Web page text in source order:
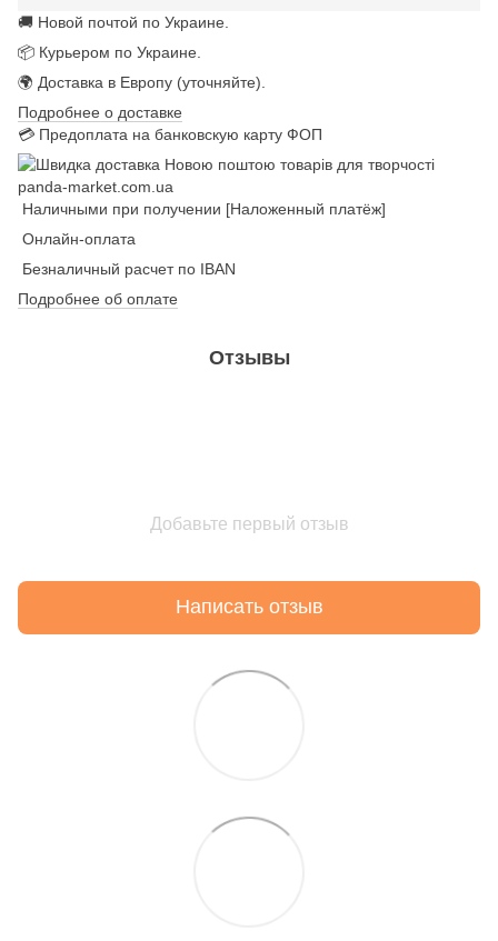
🚚 Новой почтой по Украине.
📦 Курьером по Украине.
🌍 Доставка в Европу (уточняйте).
Подробнее о доставке
💳 Предоплата на банковскую карту ФОП
Наличными при получении [Наложенный платёж]
Онлайн-оплата
Безналичный расчет по IBAN
Подробнее об оплате
Отзывы
Добавьте первый отзыв
Написать отзыв